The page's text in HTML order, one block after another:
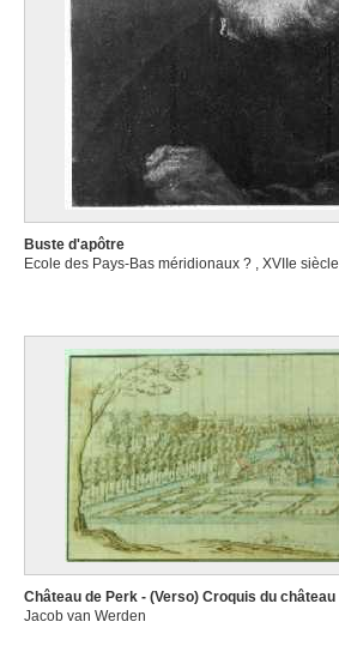
Buste d'apôtre
Ecole des Pays-Bas méridionaux ? , XVIIe siècle
Château de Perk - (Verso) Croquis du château
Jacob van Werden